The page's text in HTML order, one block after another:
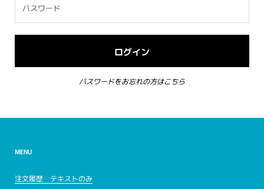
パスワードをお忘れの方はこちら
MENU
注文履歴 テキストのみ